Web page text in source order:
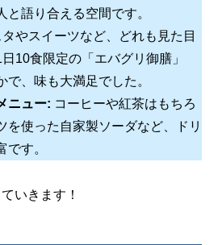
と語り合える空間です。
やスイーツなど、どれも見た目
10食限定の「エバグリ御膳」
で、味も大満足でした。
ニュー: コーヒーや紅茶はもちろ
を使った自家製ソーダなど、ドリ
です。
いきます！